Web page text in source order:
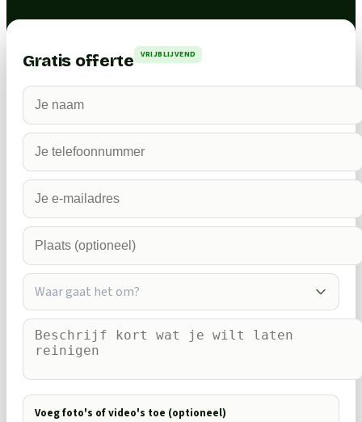
Gratis offerte VRIJBLIJVEND
Waar gaat het om?
Voeg foto's of video's toe (optioneel)